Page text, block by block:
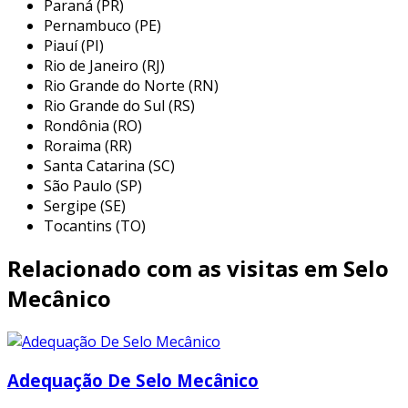
tungstênio e grafite. esses selos são
projetados para operar em altas temperaturas
e pressões elevadas, garantindo vedação
confiável em condições críticas, como a
presença de produtos químicos corrosivos e
solventes.
as especificações técnicas de um selo mecânico
incluem parâmetros como o diâmetro do eixo,
dimensões da caixa de selagem, materiais dos
componentes e condições de operação. a
assegurar uma vedação eficiente e durável,
considerando fatores como a natureza do
a escolha dos materiais utilizados nas faces de
fundamental para garantir a resistência e a
Paraná (PR)
Pernambuco (PE)
Piauí (PI)
Rio de Janeiro (RJ)
Rio Grande do Norte (RN)
Rio Grande do Sul (RS)
Rondônia (RO)
Roraima (RR)
Santa Catarina (SC)
São Paulo (SP)
Sergipe (SE)
Tocantins (TO)
Relacionado com as visitas em Selo
Mecânico
Adequação De Selo Mecânico